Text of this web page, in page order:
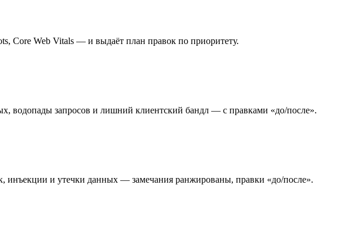
Core Web Vitals — и выдаёт план правок по приоритету.
водопады запросов и лишний клиентский бандл — с правками «до/после».
инъекции и утечки данных — замечания ранжированы, правки «до/после».